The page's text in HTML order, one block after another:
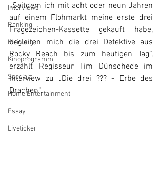
Interviews
Ranking
Meinung
Kinoprogramm
Specials
Home Entertainment
Essay
Liveticker
„Seitdem ich mit acht oder neun Jahren
auf einem Flohmarkt meine erste drei
Fragezeichen-Kassette gekauft habe,
begleiten mich die drei Detektive aus
Rocky Beach bis zum heutigen Tag“,
erzählt Regisseur Tim Dünschede im
Interview zu „Die drei ??? - Erbe des
Drachen“.